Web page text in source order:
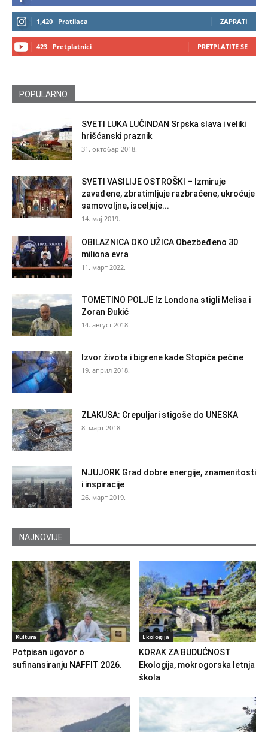
1,420 Pratilaca ZAPRATI
423 Pretplatnici PRETPLATITE SE
POPULARNO
SVETI LUKA LUČINDAN Srpska slava i veliki
hrišćanski praznik
31. октобар 2018.
SVETI VASILIJE OSTROŠKI – Izmiruje
zavađene, zbratimljuje razbraćene, ukroćuje
samovoljne, isceljuje...
14. мај 2019.
OBILAZNICA OKO UŽICA Obezbeđeno 30
miliona evra
11. март 2022.
TOMETINO POLJE Iz Londona stigli Melisa i
Zoran Đukić
14. август 2018.
Izvor života i bigrene kade Stopića pećine
19. април 2018.
ZLAKUSA: Crepuljari stigoše do UNESKA
8. март 2018.
NJUJORK Grad dobre energije, znamenitosti
i inspiracije
26. март 2019.
NAJNOVIJE
Kultura
Potpisan ugovor o
sufinansiranju NAFFIT 2026.
Ekologija
KORAK ZA BUDUĆNOST
Ekologija, mokrogorska letnja
škola